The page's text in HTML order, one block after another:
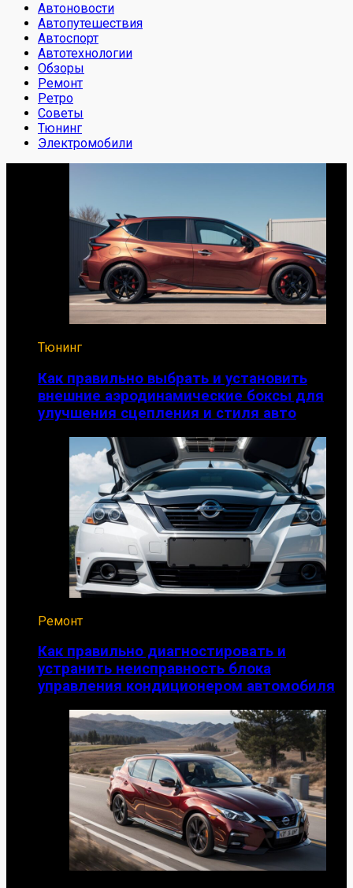
Автоновости
Автопутешествия
Автоспорт
Автотехнологии
Обзоры
Ремонт
Ретро
Советы
Тюнинг
Электромобили
Тюнинг
Как правильно выбрать и установить
внешние аэродинамические боксы для
улучшения сцепления и стиля авто
Ремонт
Как правильно диагностировать и
устранить неисправность блока
управления кондиционером автомобиля